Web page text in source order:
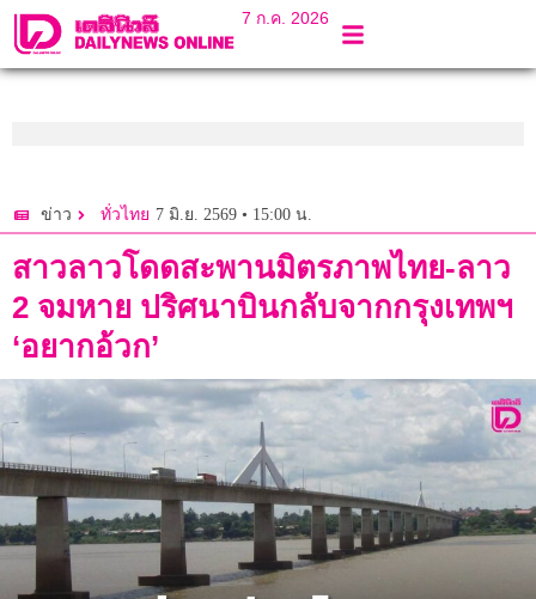
7 ก.ค. 2026
ข่าว ทั่วไทย 7 มิ.ย. 2569 • 15:00 น.
สาวลาวโดดสะพานมิตรภาพไทย-ลาว
2 จมหาย ปริศนาบินกลับจากกรุงเทพฯ
‘อยากอ้วก’